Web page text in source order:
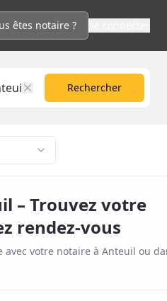
êtes notaire ?
Rechercher
– Trouvez votre
rendez-vous
avec votre notaire à Anteuil ou